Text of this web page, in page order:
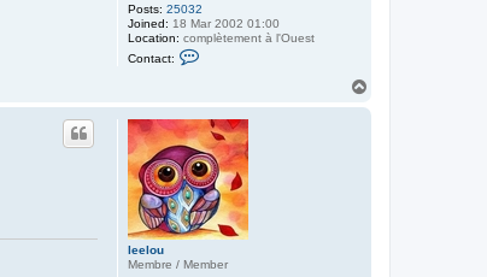
Posts: 25032
Joined: 18 Mar 2002 01:00
Location: complètement à l'Ouest
Contact:
a
c
L
a
t
i
n
u
s
leelou
Membre / Member